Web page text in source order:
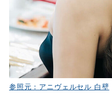
参照元：アニヴェルセル 白壁